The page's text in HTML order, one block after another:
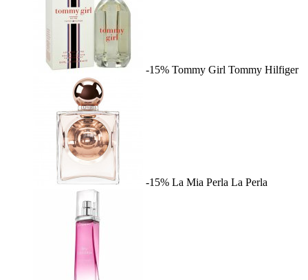
-15% Tommy Girl Tommy Hilfiger
-15% La Mia Perla La Perla